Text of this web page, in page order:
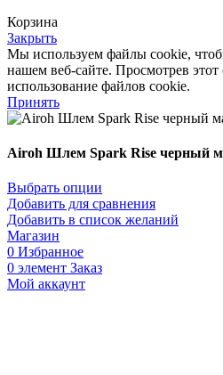
Корзина
Закрыть
Мы используем файлы cookie,
нашем веб-сайте. Просмотрев этот
использование файлов cookie.
Принять
Airoh Шлем Spark Rise черный
Выбрать опции
Добавить для сравнения
Добавить в список желаний
Магазин
0 Избранное
0 элемент Заказ
Мой аккаунт